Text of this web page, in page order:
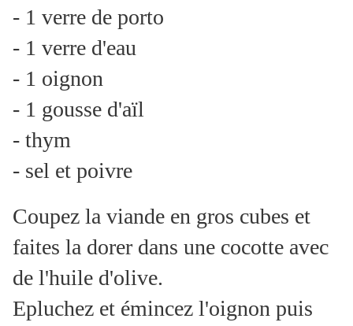
- 1 verre de porto
- 1 verre d'eau
- 1 oignon
- 1 gousse d'aïl
- thym
- sel et poivre
Coupez la viande en gros cubes et
faites la dorer dans une cocotte avec
de l'huile d'olive.
Epluchez et émincez l'oignon puis